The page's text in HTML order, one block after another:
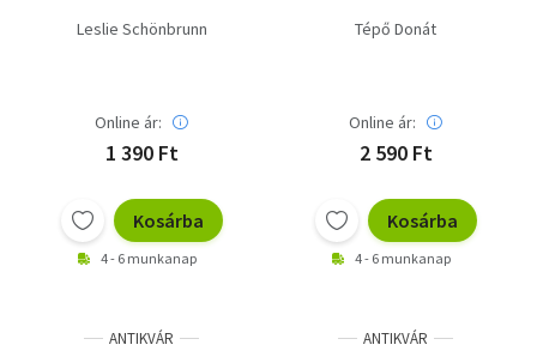
Történelem
Egyéb
Leslie Schönbrunn
Online ár:
1 390 Ft
Kosárba
4 - 6 munkanap
Tépő Donát
Online ár:
2 590 Ft
Kosárba
4 - 6 munkanap
ANTIKVÁR ANTIKVÁR